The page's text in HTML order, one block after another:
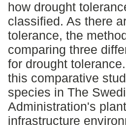
how drought
classified. As there
tolerance, the
comparing three
for drought
this comparative
species in The
Administration's
infrastructure